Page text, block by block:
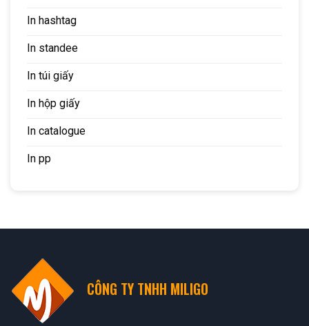
In hashtag
In standee
In túi giấy
In hộp giấy
In catalogue
In pp
CÔNG TY TNHH MILIGO